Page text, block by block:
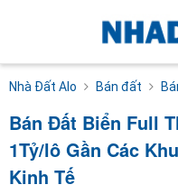
Nhà Đất Alo Bán đất
Bán Đất Biển Full
1Tỷ/lô Gần Các
Kinh Tế